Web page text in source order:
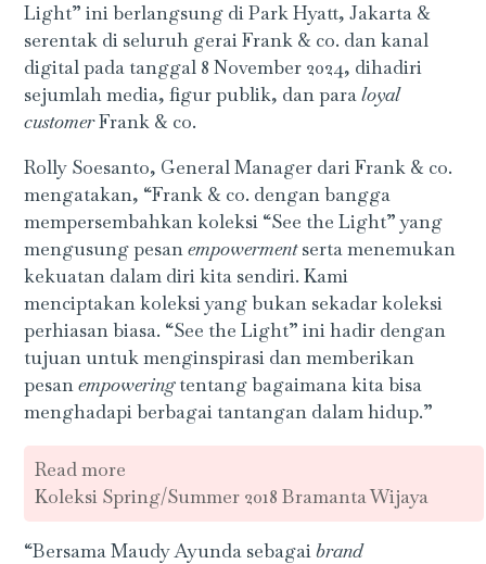
Light” ini berlangsung di Park Hyatt, Jakarta &
serentak di seluruh gerai Frank & co. dan kanal
digital pada tanggal 8 November 2024, dihadiri
sejumlah media, figur publik, dan paraloyal
customerFrank & co.
Rolly Soesanto, General Manager dari Frank & co.
mengatakan, “Frank & co. dengan bangga
mempersembahkan koleksi “See the Light” yang
mengusung pesanempowermentserta menemukan
kekuatan dalam diri kita sendiri. Kami
menciptakan koleksi yang bukan sekadar koleksi
perhiasan biasa. “See the Light” ini hadir dengan
tujuan untuk menginspirasi dan memberikan
pesanempoweringtentang bagaimana kita bisa
menghadapi berbagai tantangan dalam hidup.”
Read more
Koleksi Spring/Summer 2018 Bramanta Wijaya
“Bersama Maudy Ayunda sebagaibrand